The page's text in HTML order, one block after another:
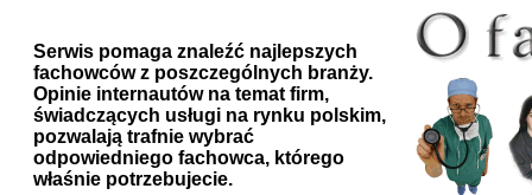
Serwis pomaga znaleźć najlepszych
fachowców z poszczególnych branży.
Opinie internautów na temat firm,
świadczących usługi na rynku polskim,
pozwalają trafnie wybrać
odpowiedniego fachowca, którego
właśnie potrzebujecie.